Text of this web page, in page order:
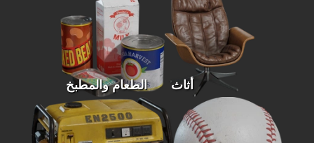
الطعام والمطبخ أثاث